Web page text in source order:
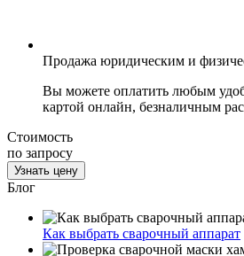
Продажа юридическим и
Вы можете оплатить любым
картой онлайн, безналичным
Стоимость
по запросу
Узнать цену
Блог
Как выбрать сварочный аппарат